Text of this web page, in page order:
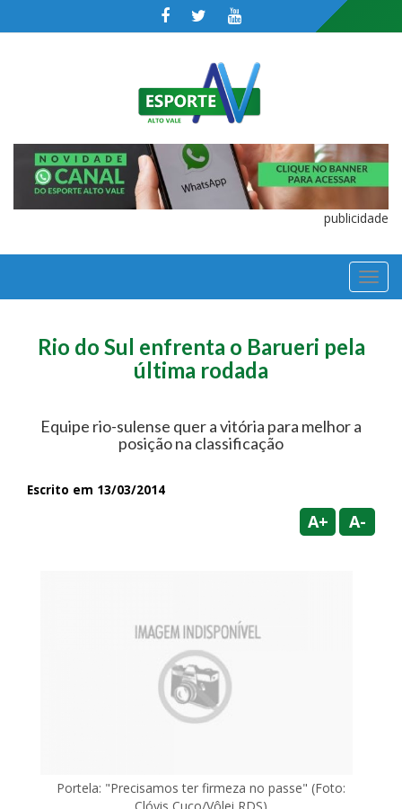
publicidade
Rio do Sul enfrenta o Barueri pela
última rodada
Equipe rio-sulense quer a vitória para melhor a
posição na classificação
Escrito em 13/03/2014
A+ A-
Portela: "Precisamos ter firmeza no passe" (Foto: